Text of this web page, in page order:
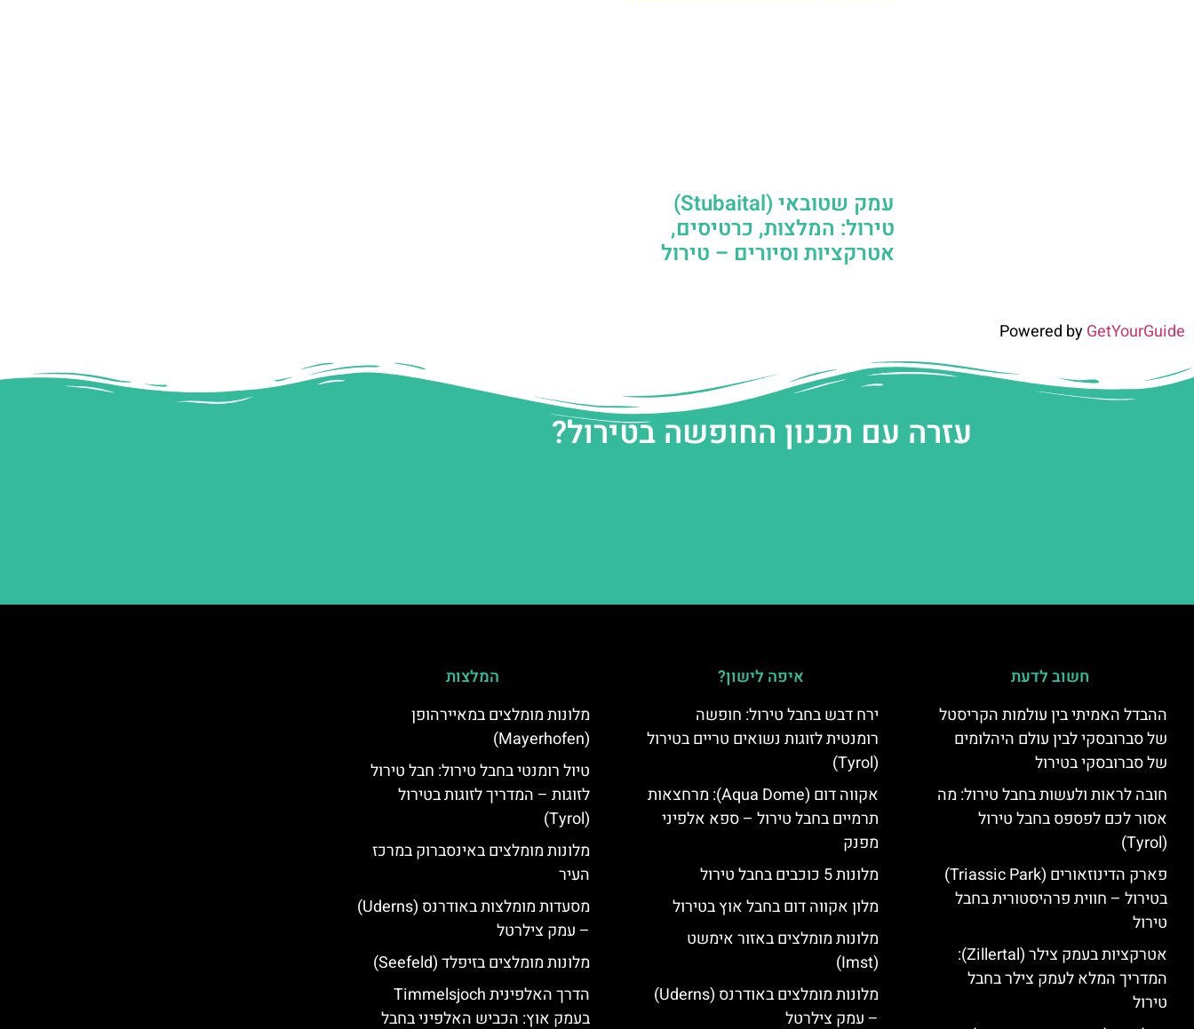
עמק שטובאי (Stubaital)
טירול: המלצות, כרטיסים,
אטרקציות וסיורים – טירול
Powered byGetYourGuide
עזרה עם תכנון החופשה בטירול?
חשוב לדעת
ההבדל האמיתי בין עולמות הקריסטל
של סברובסקי לבין עולם היהלומים
של סברובסקי בטירול
חובה לראות ולעשות בחבל טירול: מה
אסור לכם לפספס בחבל טירול
(Tyrol)
פארק הדינוזאורים (Triassic Park)
בטירול – חווית פרהיסטורית בחבל
טירול
אטרקציות בעמק צילר (Zillertal):
המדריך המלא לעמק צילר בחבל
טירול
איפה לישון?
ירח דבש בחבל טירול: חופשה
רומנטית לזוגות נשואים טריים בטירול
(Tyrol)
אקווה דום (Aqua Dome): מרחצאות
תרמיים בחבל טירול – ספא אלפיני
מפנק
מלונות 5 כוכבים בחבל טירול
מלון אקווה דום בחבל אוץ בטירול
מלונות מומלצים באזור אימשט
(Imst)
מלונות מומלצים באודרנס (Uderns)
– עמק צילרטל
המלצות
מלונות מומלצים במאיירהופן
(Mayerhofen)
טיול רומנטי בחבל טירול: חבל טירול
לזוגות – המדריך לזוגות בטירול
(Tyrol)
מלונות מומלצים באינסברוק במרכז
העיר
מסעדות מומלצות באודרנס (Uderns)
– עמק צילרטל
מלונות מומלצים בזיפלד (Seefeld)
הדרך האלפינית Timmelsjoch
בעמק אוץ: הכביש האלפיני בחבל